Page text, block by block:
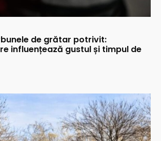
de grătar potrivit:
influențează gustul și timpul de